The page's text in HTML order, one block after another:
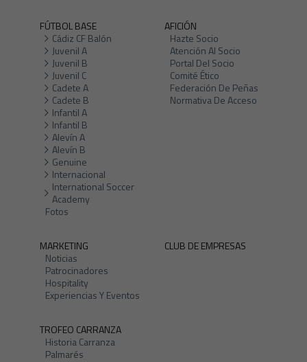
FÚTBOL BASE
Cádiz CF Balón
Juvenil A
Juvenil B
Juvenil C
Cadete A
Cadete B
Infantil A
Infantil B
Alevín A
Alevín B
Genuine
Internacional
International Soccer
Academy
Fotos
AFICIÓN
Hazte Socio
Atención Al Socio
Portal Del Socio
Comité Ético
Federación De Peñas
Normativa De Acceso
MARKETING
Noticias
Patrocinadores
Hospitality
Experiencias Y Eventos
CLUB DE EMPRESAS
TROFEO CARRANZA
Historia Carranza
Palmarés